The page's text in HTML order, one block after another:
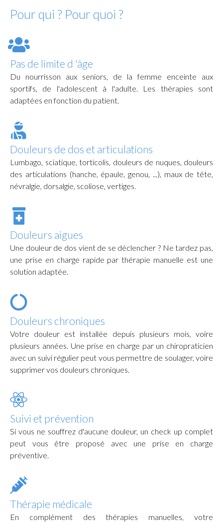
Pour qui ? Pour quoi ?
Pas de limite d 'âge
Du nourrisson aux seniors, de la femme enceinte aux
sportifs, de l'adolescent à l'adulte. Les thérapies sont
adaptées en fonction du patient.
Douleurs de dos et articulations
Lumbago, sciatique, torticolis, douleurs de nuques, douleurs
des articulations (hanche, épaule, genou, ...), maux de tête,
névralgie, dorsalgie, scoliose, vertiges.
Douleurs aigues
Une douleur de dos vient de se déclencher ? Ne tardez pas,
une prise en charge rapide par thérapie manuelle est une
solution adaptée.
Douleurs chroniques
Votre douleur est installée depuis plusieurs mois, voire
plusieurs années. Une prise en charge par un chiropraticien
avec un suivi régulier peut vous permettre de soulager, voire
supprimer vos douleurs chroniques.
Suivi et prévention
Si vous ne souffrez d'aucune douleur, un check up complet
peut vous être proposé avec une prise en charge
préventive.
Thérapie médicale
En complément des thérapies manuelles, votre